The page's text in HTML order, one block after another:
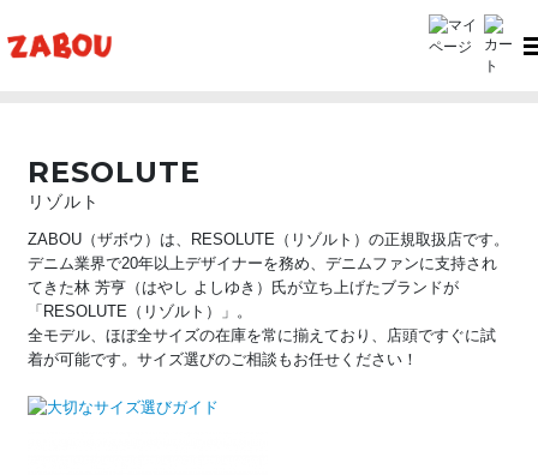
RESOLUTE
リゾルト
ZABOU（ザボウ）は、RESOLUTE（リゾルト）の正規取扱店です。
デニム業界で20年以上デザイナーを務め、デニムファンに支持され
てきた林 芳亨（はやし よしゆき）氏が立ち上げたブランドが
「RESOLUTE（リゾルト）」。
全モデル、ほぼ全サイズの在庫を常に揃えており、店頭ですぐに試
着が可能です。サイズ選びのご相談もお任せください！